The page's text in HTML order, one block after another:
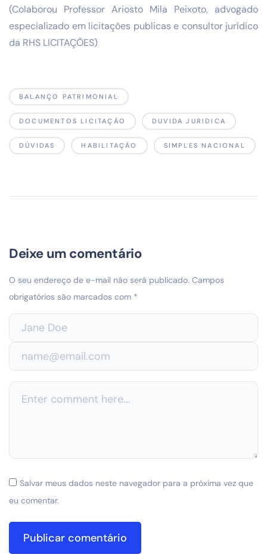
(Colaborou Professor Ariosto Mila Peixoto, advogado
especializado em licitações publicas e consultor jurídico
da RHS LICITAÇÕES)
BALANÇO PATRIMONIAL
DOCUMENTOS LICITAÇÃO DUVIDA JURIDICA
DÚVIDAS HABILITAÇÃO SIMPLES NACIONAL
Deixe um comentário
O seu endereço de e-mail não será publicado. Campos
obrigatórios são marcados com *
Salvar meus dados neste navegador para a próxima vez que
eu comentar.